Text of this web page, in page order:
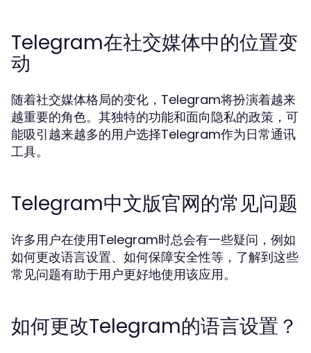
Telegram在社交媒体中的位置变
动
随着社交媒体格局的变化，Telegram将扮演着越来
越重要的角色。其独特的功能和面向隐私的政策，可
能吸引越来越多的用户选择Telegram作为日常通讯
工具。
Telegram中文版官网的常见问题
许多用户在使用Telegram时总会有一些疑问，例如
如何更改语言设置、如何保障安全性等，了解到这些
常见问题有助于用户更好地使用该应用。
如何更改Telegram的语言设置？